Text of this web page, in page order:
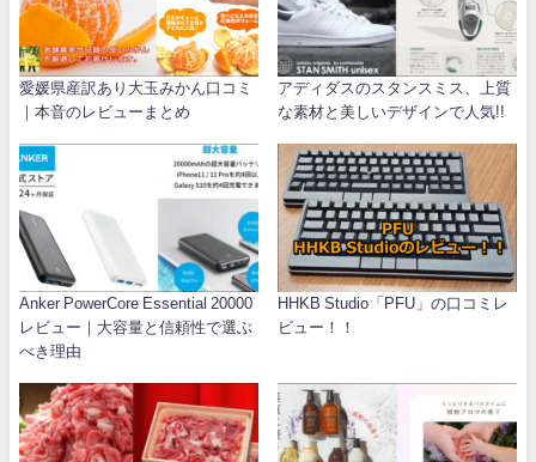
愛媛県産訳あり大玉みかん口コミ
｜本音のレビューまとめ
アディダスのスタンスミス、上質
な素材と美しいデザインで人気!!
Anker PowerCore Essential 20000
レビュー｜大容量と信頼性で選ぶ
べき理由
HHKB Studio「PFU」の口コミレ
ビュー！！